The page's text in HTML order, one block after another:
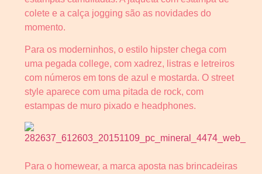
colete e a calça jogging são as novidades do
momento.
Para os moderninhos, o estilo hipster chega com
uma pegada college, com xadrez, listras e letreiros
com números em tons de azul e mostarda. O street
style aparece com uma pitada de rock, com
estampas de muro pixado e headphones.
Para o homewear, a marca aposta nas brincadeiras